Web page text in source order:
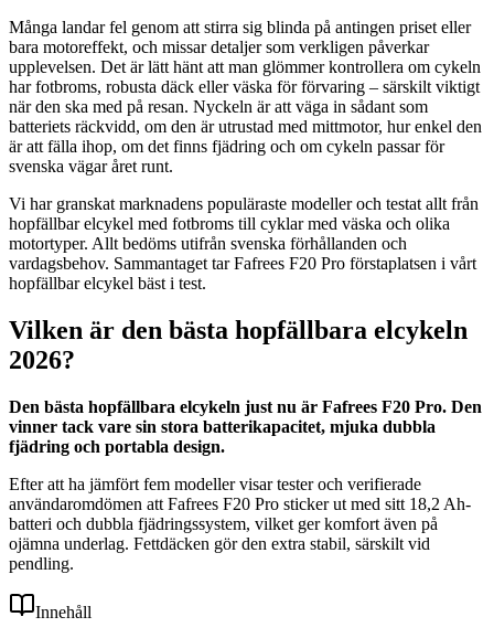
Många landar fel genom att stirra sig blinda på antingen priset eller
bara motoreffekt, och missar detaljer som verkligen påverkar
upplevelsen. Det är lätt hänt att man glömmer kontrollera om cykeln
har fotbroms, robusta däck eller väska för förvaring – särskilt viktigt
när den ska med på resan. Nyckeln är att väga in sådant som
batteriets räckvidd, om den är utrustad med mittmotor, hur enkel den
är att fälla ihop, om det finns fjädring och om cykeln passar för
svenska vägar året runt.
Vi har granskat marknadens populäraste modeller och testat allt från
hopfällbar elcykel med fotbroms till cyklar med väska och olika
motortyper. Allt bedöms utifrån svenska förhållanden och
vardagsbehov. Sammantaget tar Fafrees F20 Pro förstaplatsen i vårt
hopfällbar elcykel bäst i test.
Vilken är den bästa hopfällbara elcykeln
2026?
Den bästa hopfällbara elcykeln just nu är Fafrees F20 Pro. Den
vinner tack vare sin stora batterikapacitet, mjuka dubbla
fjädring och portabla design.
Efter att ha jämfört fem modeller visar tester och verifierade
användaromdömen att Fafrees F20 Pro sticker ut med sitt 18,2 Ah-
batteri och dubbla fjädringssystem, vilket ger komfort även på
ojämna underlag. Fettdäcken gör den extra stabil, särskilt vid
pendling.
Innehåll